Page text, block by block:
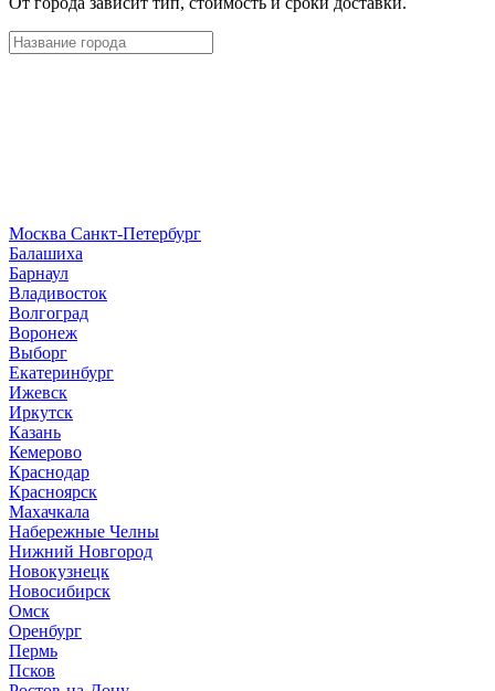
Москва Санкт-Петербург
Балашиха
Барнаул
Владивосток
Волгоград
Воронеж
Выборг
Екатеринбург
Ижевск
Иркутск
Казань
Кемерово
Краснодар
Красноярск
Махачкала
Набережные Челны
Нижний Новгород
Новокузнецк
Новосибирск
Омск
Оренбург
Пермь
Псков